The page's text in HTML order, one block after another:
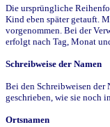
Die ursprüngliche
Kind eben später getauft.
vorgenommen. Bei der
erfolgt nach Tag, Monat
Schreibweise der Namen
Bei den Schreibweisen der
geschrieben, wie sie noch
Ortsnamen